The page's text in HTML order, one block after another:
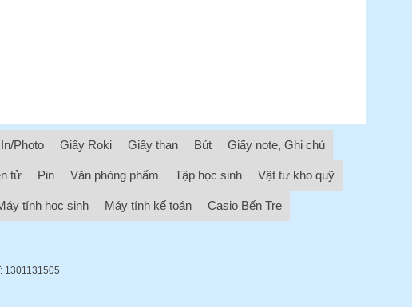
Photo Giấy Roki Giấy than Bút Giấy note, Ghi chú
tử Pin Văn phòng phẩm Tập học sinh Vật tư kho quỹ
tính học sinh Máy tính kế toán Casio Bến Tre
1301131505